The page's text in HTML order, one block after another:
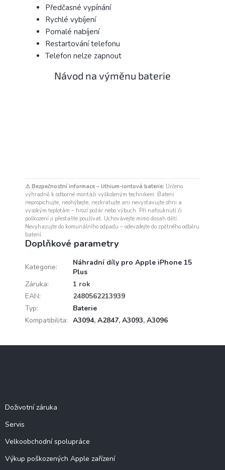
Předčasné vypínání
Rychlé vybíjení
Pomalé nabíjení
Restartování telefonu
Telefon nelze zapnout
Návod na výměnu baterie
⚠ Bezpečnostní informace – lithium-iontová baterie: Určeno
výhradně k odborné montáži vyškoleným technikem. Baterii
nepropichujte, neohýbejte, nezkratujte ani nevystavujte ohni a
vysokým teplotám – hrozí požár nebo výbuch. Při nafouknutí či
poškození ji přestaňte používat. Uchovávejte mimo dosah dětí.
Nevyhazujte do komunálního odpadu – odevzdejte do zpětného odběru
baterií.
Doplňkové parametry
Kategorie:
Náhradní díly pro Apple iPhone 15
Plus
Záruka:
1 rok
EAN:
2480562213939
Typ:
Baterie
Kompatibilita: A3094, A2847, A3093, A3096
Doživotní záruka
Servis
Velkoobchodní spolupráce
Výkup poškozených Apple zařízení